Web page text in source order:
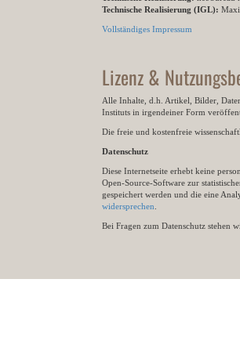
Technische Realisierung (IGL):
Vollständiges Impressum
Lizenz &
Alle Inhalte, d.h. Artikel, Bilder,
Instituts in irgendeiner Form
Die freie und kostenfreie
Datenschutz
Diese Internetseite erhebt keine
Open-Source-Software zur
gespeichert werden und die eine
widersprechen
Bei Fragen zum Datenschutz stehen